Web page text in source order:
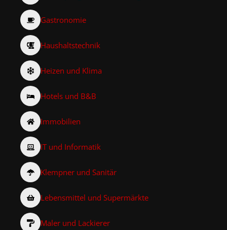
Gastronomie
Haushaltstechnik
Heizen und Klima
Hotels und B&B
Immobilien
IT und Informatik
Klempner und Sanitär
Lebensmittel und Supermärkte
Maler und Lackierer